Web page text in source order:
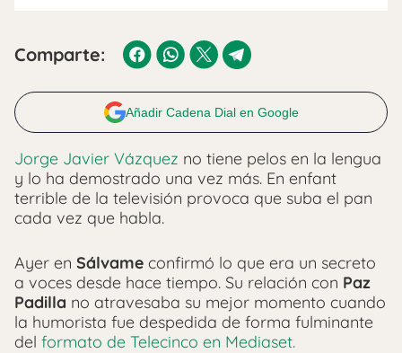
Comparte:
Añadir Cadena Dial en Google
Jorge Javier Vázquez no tiene pelos en la lengua
y lo ha demostrado una vez más. En enfant
terrible de la televisión provoca que suba el pan
cada vez que habla.
Ayer en Sálvame confirmó lo que era un secreto
a voces desde hace tiempo. Su relación con Paz
Padilla no atravesaba su mejor momento cuando
la humorista fue despedida de forma fulminante
del formato de Telecinco en Mediaset.